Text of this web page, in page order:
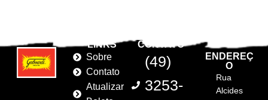
LINKS
Sobre
Contato
Atualizar
CONTATO
(49)
3253-
ENDEREÇ
O
Rua
Alcides